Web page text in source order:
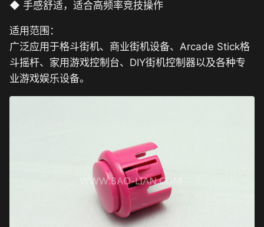
◆ 手感舒适，适合高频率竞技操作
适用范围：
广泛应用于格斗街机、商业街机设备、Arcade Stick格
斗摇杆、家用游戏控制台、DIY街机控制器以及各种专
业游戏娱乐设备。